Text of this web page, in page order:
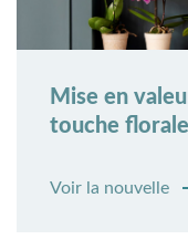
Mise en
touche
Voir la nouvelle